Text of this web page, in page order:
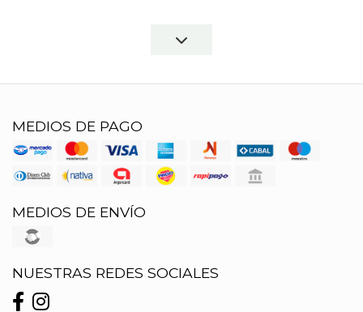
MEDIOS DE PAGO
MEDIOS DE ENVÍO
NUESTRAS REDES SOCIALES